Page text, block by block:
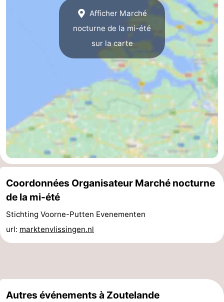
de
l'anneau
Pratiques
Forum
-
Stationnement
Adresses
Médicales
Région
Afficher Marché
nocturne de la mi-été
sur la carte
Coordonnées Organisateur Marché nocturne
de la mi-été
Stichting Voorne-Putten Evenementen
url: marktenvlissingen.nl
Autres événements à Zoutelande